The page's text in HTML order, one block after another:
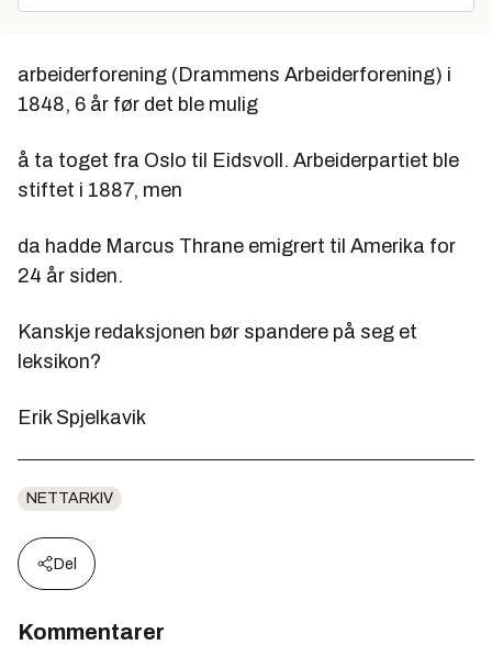
arbeiderforening (Drammens Arbeiderforening) i
1848, 6 år før det ble mulig
å ta toget fra Oslo til Eidsvoll. Arbeiderpartiet ble
stiftet i 1887, men
da hadde Marcus Thrane emigrert til Amerika for
24 år siden.
Kanskje redaksjonen bør spandere på seg et
leksikon?
Erik Spjelkavik
NETTARKIV
Del
Kommentarer